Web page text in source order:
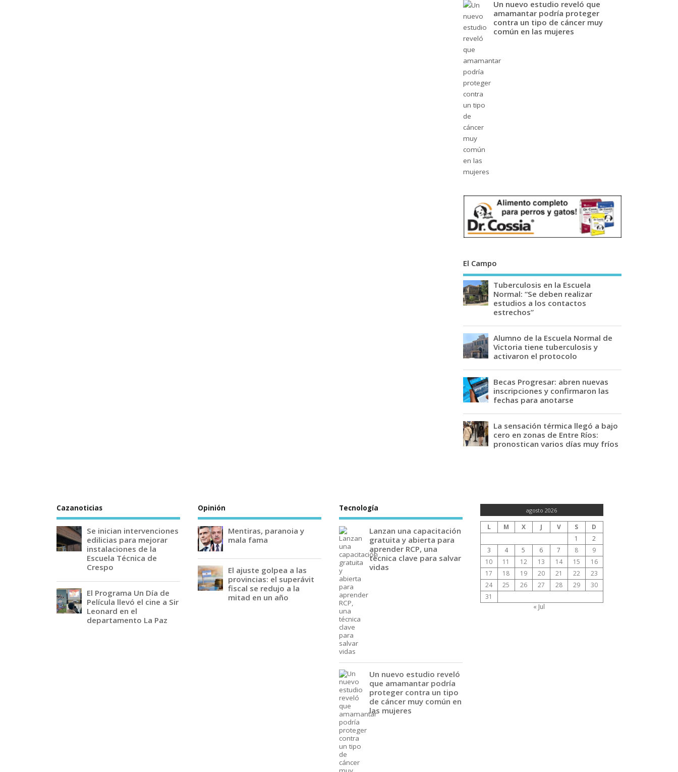
Un nuevo estudio reveló que
amamantar podría proteger
contra un tipo de cáncer muy
común en las mujeres
El Campo
Tuberculosis en la Escuela
Normal: “Se deben realizar
estudios a los contactos
estrechos”
Alumno de la Escuela Normal de
Victoria tiene tuberculosis y
activaron el protocolo
Becas Progresar: abren nuevas
inscripciones y confirmaron las
fechas para anotarse
La sensación térmica llegó a bajo
cero en zonas de Entre Ríos:
pronostican varios días muy fríos
Cazanoticias
Se inician intervenciones
edilicias para mejorar
instalaciones de la
Escuela Técnica de
Crespo
El Programa Un Día de
Película llevó el cine a Sir
Leonard en el
departamento La Paz
Opinión
Mentiras, paranoia y
mala fama
El ajuste golpea a las
provincias: el superávit
fiscal se redujo a la
mitad en un año
Tecnología
Lanzan una capacitación
gratuita y abierta para
aprender RCP, una
técnica clave para salvar
vidas
Un nuevo estudio reveló
que amamantar podría
proteger contra un tipo
de cáncer muy común en
las mujeres
agosto 2026
L M X J V S
D
1
2
3
4 5 6 7 8
9
10
11 12 13 14 15
16
17
18 19 20 21 22
23
24
25 26 27 28 29
30
31
« Jul